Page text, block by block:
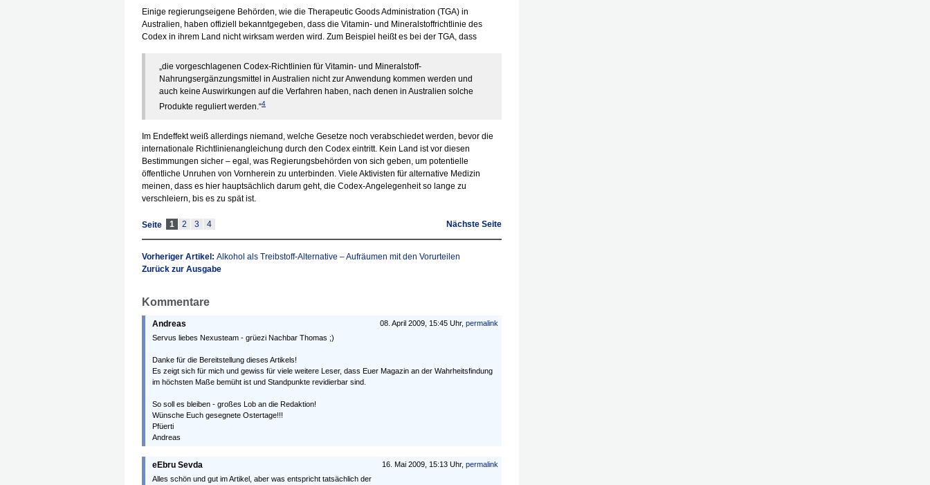
Einige regierungseigene Behörden, wie die Therapeutic Goods Administration (TGA) in
Australien, haben offiziell bekanntgegeben, dass die Vitamin- und Mineralstoffrichtlinie des
Codex in ihrem Land nicht wirksam werden wird. Zum Beispiel heißt es bei der TGA, dass
„die vorgeschlagenen Codex-Richtlinien für Vitamin- und Mineralstoff-
Nahrungsergänzungsmittel in Australien nicht zur Anwendung kommen werden und
auch keine Auswirkungen auf die Verfahren haben, nach denen in Australien solche
Produkte reguliert werden.“4
Im Endeffekt weiß allerdings niemand, welche Gesetze noch verabschiedet werden, bevor die
internationale Richtlinienangleichung durch den Codex eintritt. Kein Land ist vor diesen
Bestimmungen sicher – egal, was Regierungsbehörden von sich geben, um potentielle
öffentliche Unruhen von Vornherein zu unterbinden. Viele Aktivisten für alternative Medizin
meinen, dass es hier hauptsächlich darum geht, die Codex-Angelegenheit so lange zu
verschleiern, bis es zu spät ist.
Nächste Seite
Seite 1 2 3 4
Vorheriger Artikel: Alkohol als Treibstoff-Alternative – Aufräumen mit den Vorurteilen
Zurück zur Ausgabe
Kommentare
08. April 2009, 15:45 Uhr, permalink
Andreas
Servus liebes Nexusteam - grüezi Nachbar Thomas ;)
Danke für die Bereitstellung dieses Artikels!
Es zeigt sich für mich und gewiss für viele weitere Leser, dass Euer Magazin an der Wahrheitsfindung
im höchsten Maße bemüht ist und Standpunkte revidierbar sind.
So soll es bleiben - großes Lob an die Redaktion!
Wünsche Euch gesegnete Ostertage!!!
Pfüerti
Andreas
16. Mai 2009, 15:13 Uhr, permalink
eEbru Sevda
Alles schön und gut im Artikel, aber was entspricht tatsächlich der